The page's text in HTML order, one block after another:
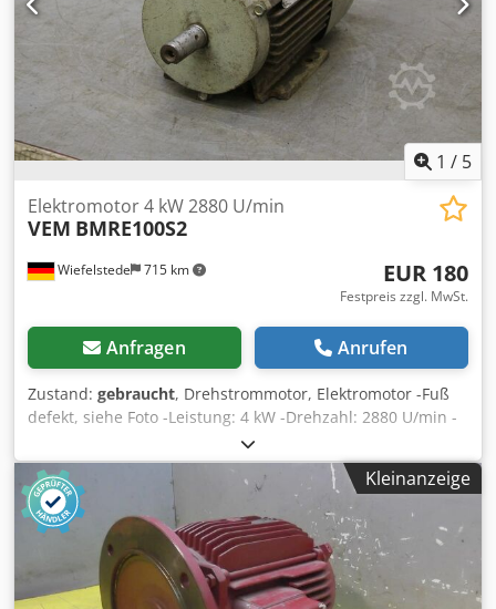
1 / 5
Wiefelstede 715 km
Elektromotor 4 kW 2880 U/min
VEM BMRE100S2
EUR 180
Festpreis zzgl. MwSt.
Anfragen Anrufen
Zustand: gebraucht, Drehstrommotor, Elektromotor -Fuß
defekt, siehe Foto -Leistung: 4 kW -Drehzahl: 2880 U/min -
Welle: Ø 28 x 60 mm Csdpfx Afedwkyisusrf -Bauform: B3 -
Schutzart: IP 44 -Abmessungen: 405/195/H230 mm -
Gewicht: 34,5 kg
Kleinanzeige